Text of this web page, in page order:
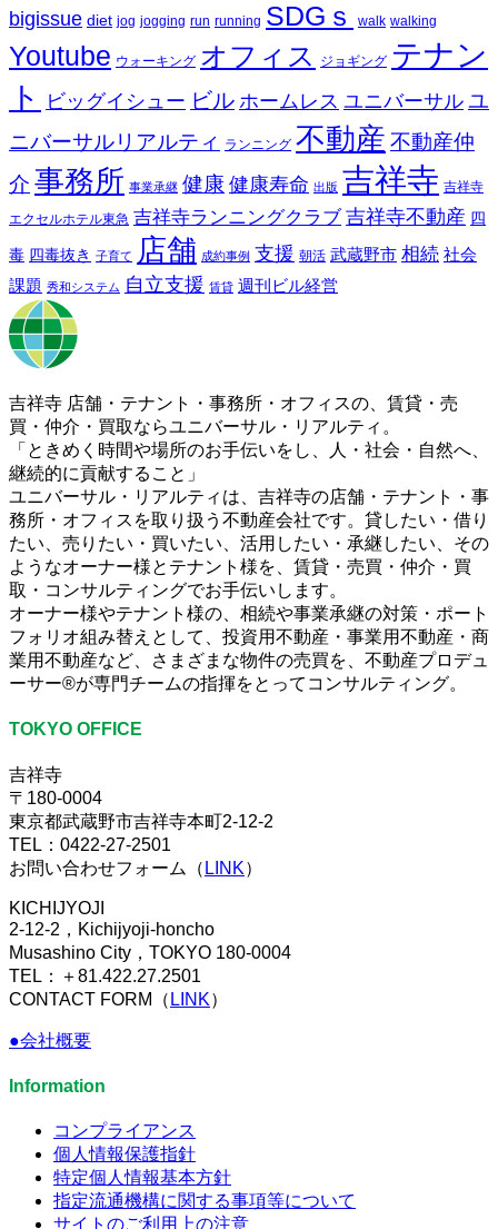
bigissue diet jog jogging run running SDGｓ walk walking
Youtube ウォーキング オフィス ジョギング テナン
ト
ビッグイシュー ビル ホームレス ユニバーサルユ
ニバーサルリアルティ
ランニング 不動産 不動産仲
介 事務所 事業承継 健康健康寿命 出版 吉祥寺 吉祥寺
エクセルホテル東急 吉祥寺ランニングクラブ 吉祥寺不動産 四
毒 四毒抜き 子育て 店舗 成約事例 支援 朝活 武蔵野市 相続 社会
課題 秀和システム 自立支援 賃貸 週刊ビル経営
吉祥寺 店舗・テナント・事務所・オフィスの、賃貸・売
買・仲介・買取ならユニバーサル・リアルティ。
「ときめく時間や場所のお手伝いをし、人・社会・自然へ、
継続的に貢献すること」
ユニバーサル・リアルティは、吉祥寺の店舗・テナント・事
務所・オフィスを取り扱う不動産会社です。貸したい・借り
たい、売りたい・買いたい、活用したい・承継したい、その
ようなオーナー様とテナント様を、賃貸・売買・仲介・買
取・コンサルティングでお手伝いします。
オーナー様やテナント様の、相続や事業承継の対策・ポート
フォリオ組み替えとして、投資用不動産・事業用不動産・商
業用不動産など、さまざまな物件の売買を、不動産プロデュ
ーサー®が専門チームの指揮をとってコンサルティング。
TOKYO OFFICE
吉祥寺
〒180-0004
東京都武蔵野市吉祥寺本町2-12-2
TEL：0422-27-2501
お問い合わせフォーム（ LINK）
KICHIJYOJI
2-12-2，Kichijyoji-honcho
Musashino City，TOKYO 180-0004
TEL：＋81.422.27.2501
CONTACT FORM（ LINK）
●会社概要
Information
コンプライアンス
個人情報保護指針
特定個人情報基本方針
指定流通機構に関する事項等について
サイトのご利用上の注意